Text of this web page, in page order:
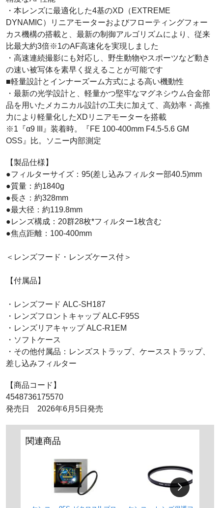
・本レンズに最適化した4基のXD（EXTREME
DYNAMIC）リニアモーターおよびフローティングフォー
カス機構の搭載と、最新の制御アルゴリズムにより、従来
比最大約3倍※1のAF高速化を実現しました
・高速連続撮影にも対応し、野生動物やスポーツなど動き
の速い被写体を素早く捉えることが可能です
■軽量設計とインナーズーム方式による高い機動性
・最新の光学設計と、軽量かつ堅牢なマグネシウム合金部
品を用いたメカニカル設計の工夫に加えて、高効率・高推
力により軽量化したXDリニアモーターを搭載
※1『α9 III』装着時。『FE 100-400mm F4.5-5.6 GM
OSS』比。ソニー内部測定
【製品仕様】
●フィルターサイズ：95(差し込みフィルター部40.5)mm
●質量：約1840g
●長さ：約328mm
●最大径：約119.8mm
●レンズ構成：20群28枚*フィルター1枚含む
●焦点距離：100-400mm
＜レンズフード・レンズケース付＞
【付属品】
・レンズフード ALC-SH187
・レンズフロントキャップ ALC-F95S
・レンズリアキャップ ALC-R1EM
・ソフトケース
・その他付属品：レンズストラップ、ケースストラップ、
差し込みフィルター
【商品コード】
4548736175570
発売日 2026年6月5日発売
関連商品